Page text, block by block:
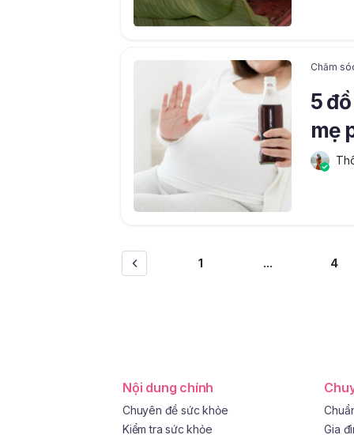
Chăm
5
mẹ
1 ... 4
Nội dung chính
Chuyên đề sức khỏe
Kiểm tra sức khỏe
Gia